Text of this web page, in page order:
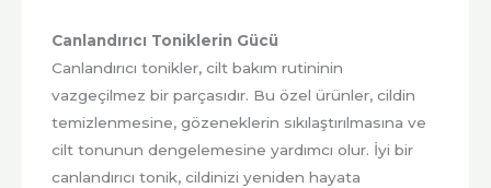
Canlandırıcı Toniklerin Gücü
Canlandırıcı tonikler, cilt bakım rutininin
vazgeçilmez bir parçasıdır. Bu özel ürünler, cildin
temizlenmesine, gözeneklerin sıkılaştırılmasına ve
cilt tonunun dengelemesine yardımcı olur. İyi bir
canlandırıcı tonik, cildinizi yeniden hayata